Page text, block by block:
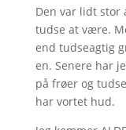
Den var lidt stor
tudse at være.
end tudseagtig
en. Senere har
på frøer og
har vortet hud.